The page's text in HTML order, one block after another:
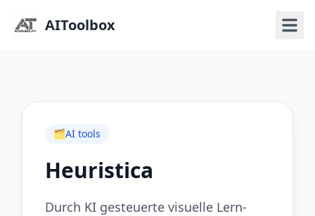
AIToolbox
🗂️AI tools
Heuristica
Durch KI gesteuerte visuelle Lern-